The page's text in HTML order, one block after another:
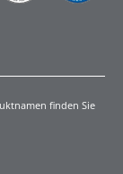
finden Sie